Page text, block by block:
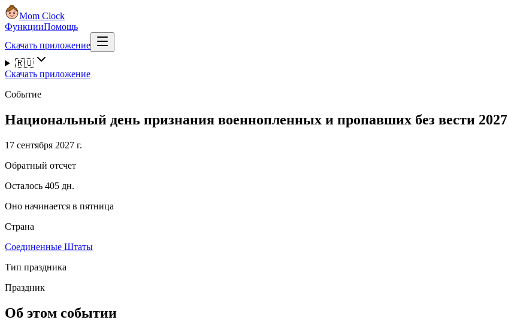
Mom Clock
ФункцииПомощь
Скачать приложение
🇷🇺
Скачать приложение
Событие
Национальный день признания военнопленных и пропавших без вести 2027
17 сентября 2027 г.
Обратный отсчет
Осталось 405 дн.
Оно начинается в пятница
Страна
Соединенные Штаты
Тип праздника
Праздник
Об этом событии